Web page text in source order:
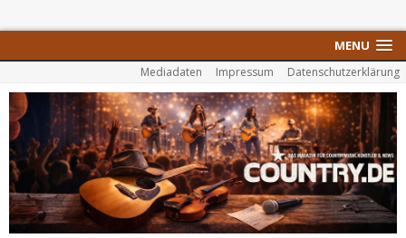
MENU
Mediadaten Impressum Datenschutzerklärung